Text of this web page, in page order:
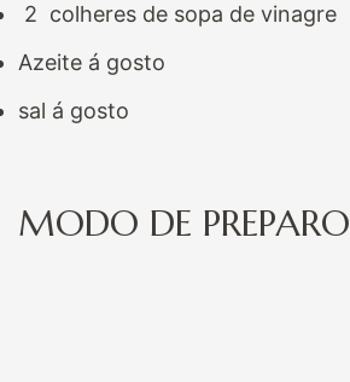
2 colheres de sopa de vinagre
Azeite á gosto
sal á gosto
MODO DE PREPARO